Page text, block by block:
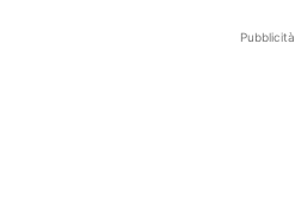
Pubblicità